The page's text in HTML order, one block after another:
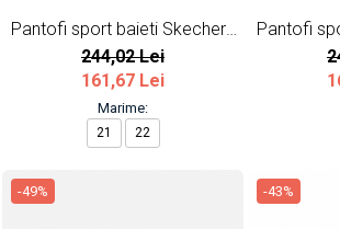
Pantofi sport baieti Skechers
Gametronix
244,02 Lei
161,67 Lei
Marime:
21 22
Pantofi
-49% -43%